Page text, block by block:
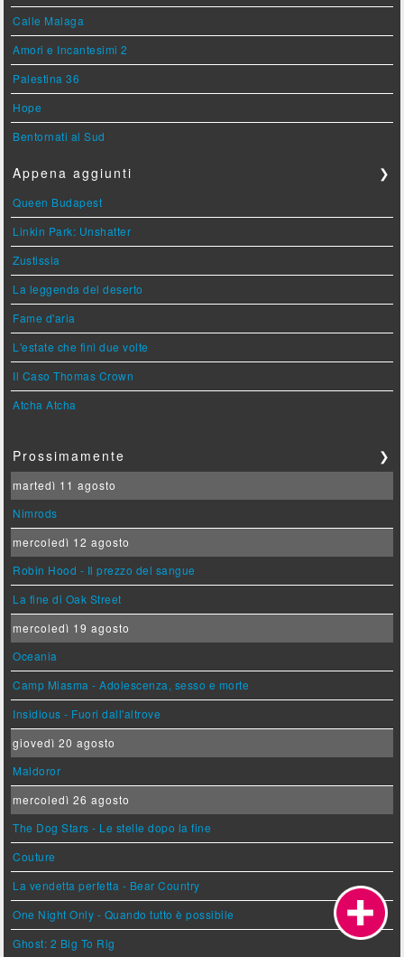
Calle Malaga
Amori e Incantesimi 2
Palestina 36
Hope
Bentornati al Sud
Appena aggiunti ❯
Queen Budapest
Linkin Park: Unshatter
Zustissia
La leggenda del deserto
Fame d'aria
L'estate che finì due volte
Il Caso Thomas Crown
Atcha Atcha
Prossimamente ❯
martedì 11 agosto
Nimrods
mercoledì 12 agosto
Robin Hood - Il prezzo del sangue
La fine di Oak Street
mercoledì 19 agosto
Oceania
Camp Miasma - Adolescenza, sesso e morte
Insidious - Fuori dall'altrove
giovedì 20 agosto
Maldoror
mercoledì 26 agosto
The Dog Stars - Le stelle dopo la fine
Couture
La vendetta perfetta - Bear Country
One Night Only - Quando tutto è possibile
Ghost: 2 Big To Rig